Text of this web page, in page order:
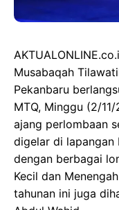
Musabaqah
Pekanbaru
MTQ, Minggu (2/
ajang perlombaan
digelar di lapangan
dengan berbagai
Kecil dan
tahunan ini juga